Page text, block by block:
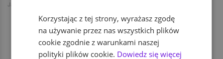
Jakub Jański
1
Korzystając z tej strony, wyrażasz zgodę
na używanie przez nas wszystkich plików
cookie zgodnie z warunkami naszej
polityki plików cookie. Dowiedz się więcej